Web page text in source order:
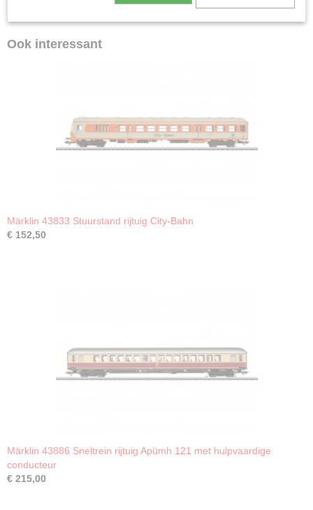
Ook interessant
Märklin 43833 Stuurstand rijtuig City-Bahn
€ 152,50
Märklin 43886 Sneltrein rijtuig Apümh 121 met hulpvaardige
conducteur
€ 215,00